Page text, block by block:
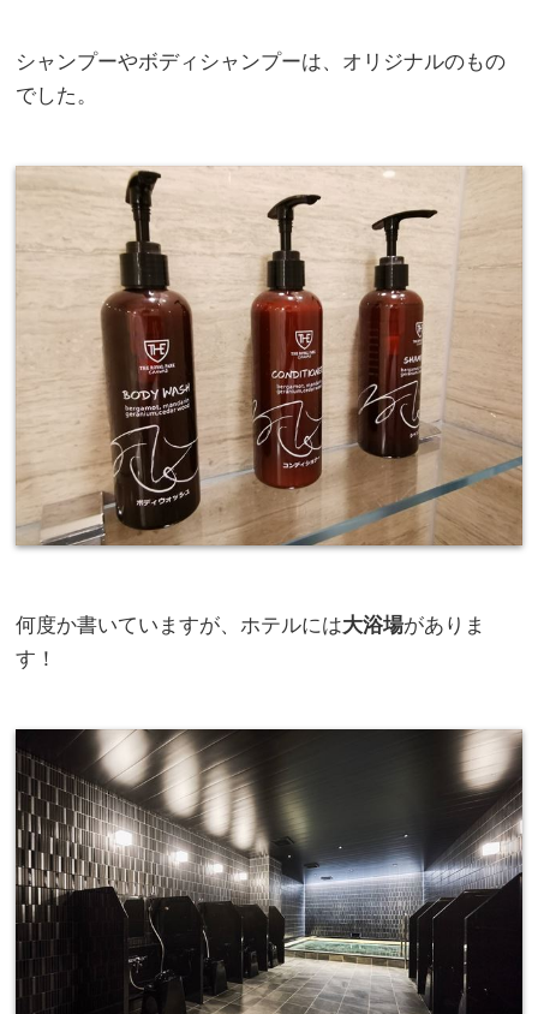
シャンプーやボディシャンプーは、オリジナルのもの
でした。
何度か書いていますが、ホテルには大浴場がありま
す！